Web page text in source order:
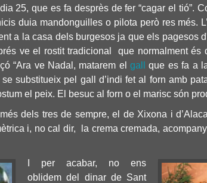
25, que es fa desprès de fer “cagar el tió”.
duia mandonguilles o pilota però res més.
a la casa dels burgesos ja que els pagesos
ve el rostit tradicional
que normalment és
“Ara ve Nadal, matarem elgall
que es fa a
substitueix pel gall d’indi fet al forn amb
el peix. El besuc al forn o el marisc són
dels tres de sempre, el de Xixona i
i, no cal dir, la crema cremada,
I per acabar, no ens
oblidem del dinar de Sant